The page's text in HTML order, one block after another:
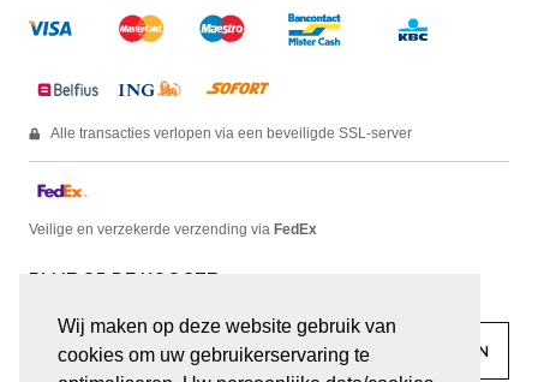
Wij maken op deze website gebruik van
cookies om uw gebruikerservaring te
Alle transacties verlopen via een beveiligde SSL-server
Veilige en verzekerde verzending via FedEx
BLIJF OP DE HOOGTE